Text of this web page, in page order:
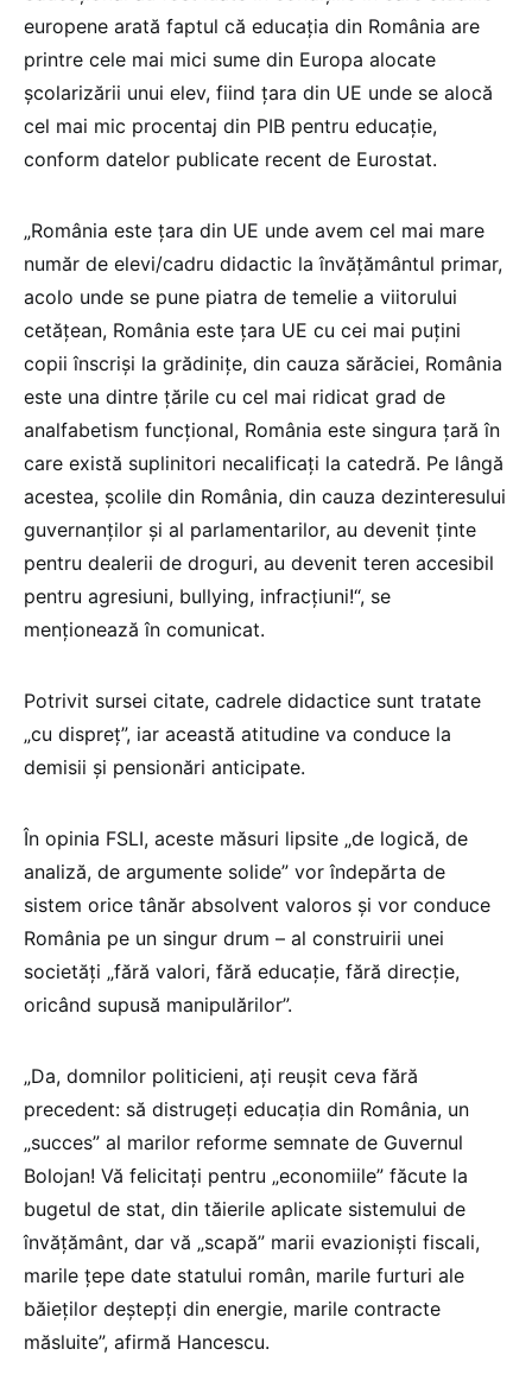
europene arată faptul că educaţia din România are
printre cele mai mici sume din Europa alocate
şcolarizării unui elev, fiind ţara din UE unde se alocă
cel mai mic procentaj din PIB pentru educaţie,
conform datelor publicate recent de Eurostat.
„România este ţara din UE unde avem cel mai mare
număr de elevi/cadru didactic la învăţământul primar,
acolo unde se pune piatra de temelie a viitorului
cetăţean, România este ţara UE cu cei mai puţini
copii înscrişi la grădiniţe, din cauza sărăciei, România
este una dintre ţările cu cel mai ridicat grad de
analfabetism funcţional, România este singura ţară în
care există suplinitori necalificaţi la catedră. Pe lângă
acestea, şcolile din România, din cauza dezinteresului
guvernanţilor şi al parlamentarilor, au devenit ţinte
pentru dealerii de droguri, au devenit teren accesibil
pentru agresiuni, bullying, infracţiuni!“, se
menţionează în comunicat.
Potrivit sursei citate, cadrele didactice sunt tratate
„cu dispreţ”, iar această atitudine va conduce la
demisii şi pensionări anticipate.
În opinia FSLI, aceste măsuri lipsite „de logică, de
analiză, de argumente solide” vor îndepărta de
sistem orice tânăr absolvent valoros şi vor conduce
România pe un singur drum – al construirii unei
societăţi „fără valori, fără educaţie, fără direcţie,
oricând supusă manipulărilor”.
„Da, domnilor politicieni, aţi reuşit ceva fără
precedent: să distrugeţi educaţia din România, un
„succes” al marilor reforme semnate de Guvernul
Bolojan! Vă felicitaţi pentru „economiile” făcute la
bugetul de stat, din tăierile aplicate sistemului de
învăţământ, dar vă „scapă” marii evazionişti fiscali,
marile ţepe date statului român, marile furturi ale
băieţilor deştepţi din energie, marile contracte
măsluite”, afirmă Hancescu.